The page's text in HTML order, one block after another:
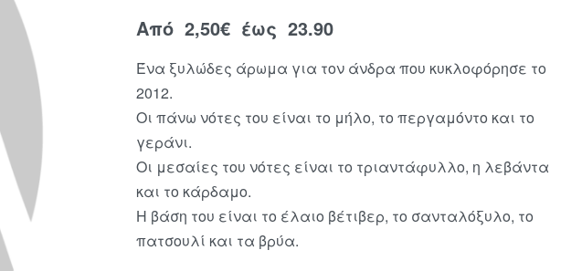
Από 2,50€έως 23.90
Ένα ξυλώδες άρωμα για τον άνδρα που κυκλοφόρησε το
2012.
Οι πάνω νότες του είναι το μήλο, το περγαμόντο και το
γεράνι.
Οι μεσαίες του νότες είναι το τριαντάφυλλο, η λεβάντα
και το κάρδαμο.
Η βάση του είναι το έλαιο βέτιβερ, το σανταλόξυλο, το
πατσουλί και τα βρύα.